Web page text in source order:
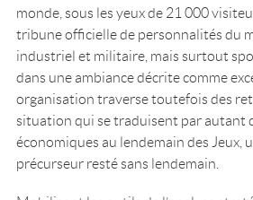
monde, sous les yeux de 21 000
tribune officielle de personnalités du
industriel et militaire, mais surtout
dans une ambiance décrite comme
organisation traverse toutefois des
situation qui se traduisent par autant
économiques au lendemain des Jeux,
précurseur resté sans lendemain.